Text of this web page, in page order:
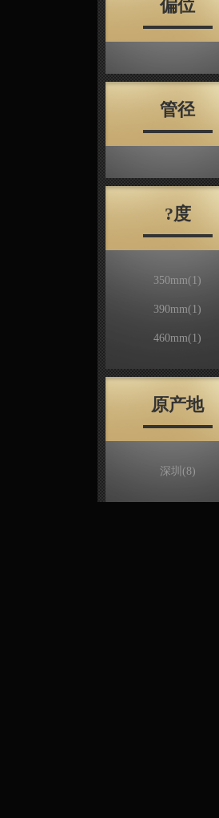
偏位
管径
?度
350mm(1)
390mm(1)
460mm(1)
原产地
深圳 (8)